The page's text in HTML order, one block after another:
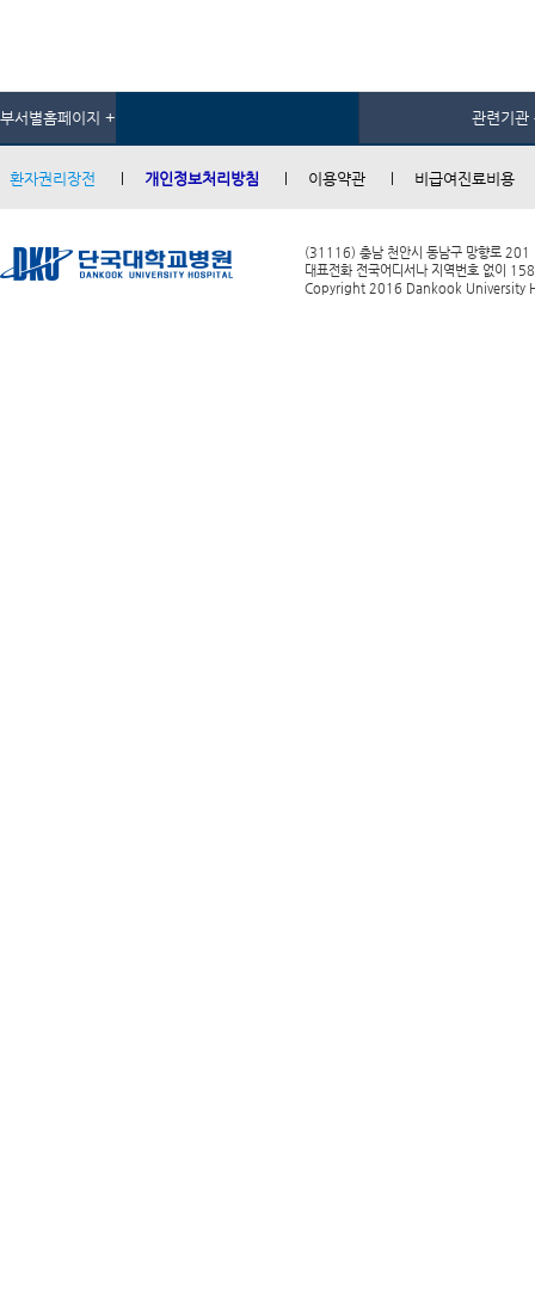
부서별홈페이지 + 관련기관
환자권리장전 개인정보처리방침 이용약관 비급여진료비용
(31116) 충남 천안시 동남구 망향로 201
대표전화 전국어디서나 지역번호 없이
Copyright 2016 Dankook University